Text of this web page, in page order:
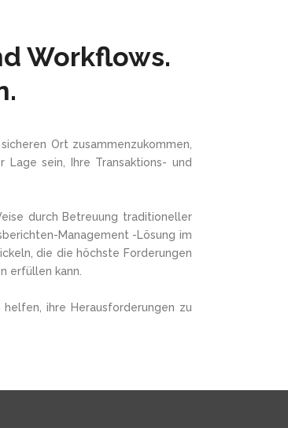
Workflows.
Ort zusammenzukommen,
sein, Ihre Transaktions- und
durch Betreuung traditioneller
Management -Lösung im
die die höchste Forderungen
erfüllen kann.
ihre Herausforderungen zu